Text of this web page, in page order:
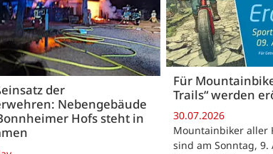
der
Nebengebäude
Hofs steht in
Für
Trails“ werden
30.07.2026
Mountainbiker aller
sind am Sonntag, 9.